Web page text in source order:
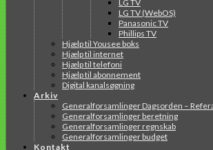
LG TV
LG TV (WebOS)
Panasonic TV
Phillips TV
Hjælp til Yousee boks
Hjælp til internet
Hjælp til telefoni
Hjælp til abonnement
Digital kanalsøgning
Arkiv
Generalforsamlinger Dagsorden –
Generalforsamlinger beretning
Generalforsamlinger regnskab
Generalforsamlinger budget
Kontakt